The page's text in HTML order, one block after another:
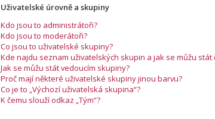
Uživatelské úrovně a skupiny
Kdo jsou to administrátoři?
Kdo jsou to moderátoři?
Co jsou to uživatelské skupiny?
Kde najdu seznam uživatelských skupin a jak se můžu stát
Jak se můžu stát vedoucím skupiny?
Proč mají některé uživatelské skupiny jinou barvu?
Co je to „Výchozí uživatelská skupina“?
K čemu slouží odkaz „Tým“?